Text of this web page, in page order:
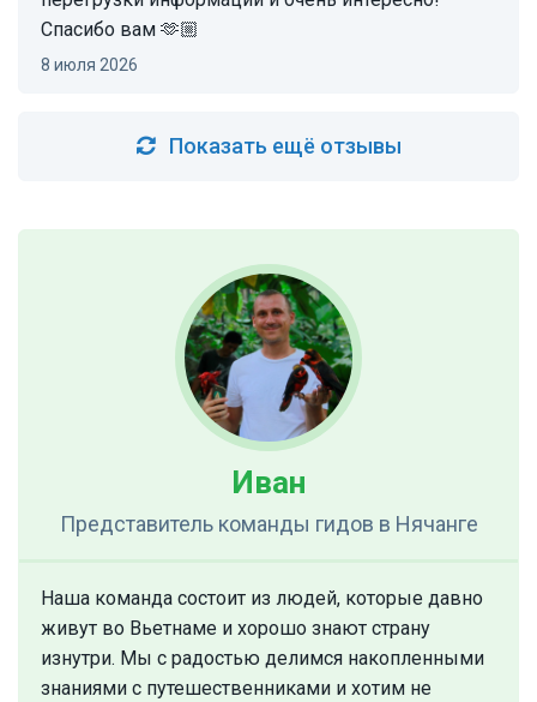
Спасибо вам 🫶🏼
8 июля 2026
Показать ещё отзывы
Иван
Представитель команды гидов в Нячанге
Наша команда состоит из людей, которые давно
живут во Вьетнаме и хорошо знают страну
изнутри. Мы с радостью делимся накопленными
знаниями с путешественниками и хотим не